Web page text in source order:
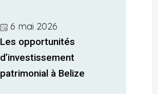
6 mai 2026
Les opportunités
d’investissement
patrimonial à Belize